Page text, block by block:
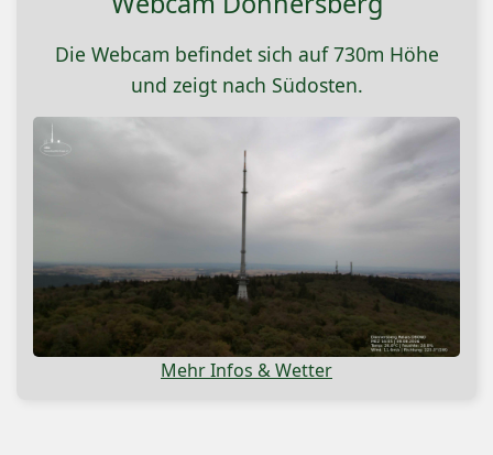
Die Webcam befindet sich auf 730m Höhe
und zeigt nach Südosten.
Mehr Infos & Wetter